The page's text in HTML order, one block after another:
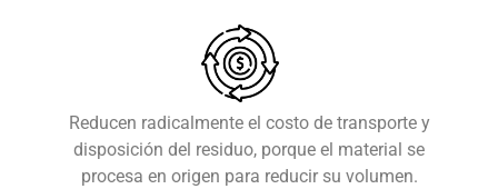
Reducen radicalmente el costo de transporte y
disposición del residuo, porque el material se
procesa en origen para reducir su volumen.